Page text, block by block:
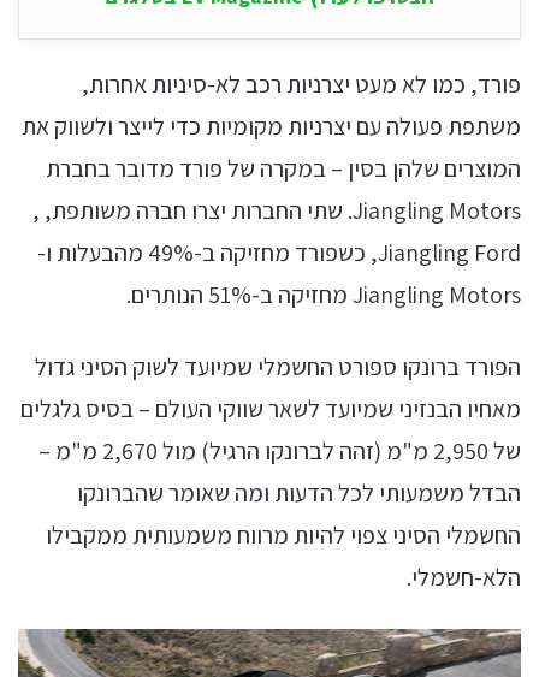
פורד, כמו לא מעט יצרניות רכב לא-סיניות אחרות,
משתפת פעולה עם יצרניות מקומיות כדי לייצר ולשווק את
המוצרים שלהן בסין – במקרה של פורד מדובר בחברת
Jiangling Motors. שתי החברות יצרו חברה משותפת, ,
Jiangling Ford, כשפורד מחזיקה ב-49% מהבעלות ו-
Jiangling Motors מחזיקה ב-51% הנותרים.
הפורד ברונקו ספורט החשמלי שמיועד לשוק הסיני גדול
מאחיו הבנזיני שמיועד לשאר שווקי העולם – בסיס גלגלים
של 2,950 מ"מ (זהה לברונקו הרגיל) מול 2,670 מ"מ –
הבדל משמעותי לכל הדעות ומה שאומר שהברונקו
החשמלי הסיני צפוי להיות מרווח משמעותית ממקבילו
הלא-חשמלי.